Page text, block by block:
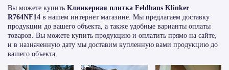
Вы можете купить Клинкерная плитка Feldhaus Klinker
R764NF14 в нашем интернет магазине. Мы предлагаем доставку
продукции до вашего объекта, а также удобные варианты оплаты
товаров. Вы можете купить продукцию и оплатить прямо на сайте,
и в назначенную дату мы доставим купленную вами продукцию до
вашего объекта.